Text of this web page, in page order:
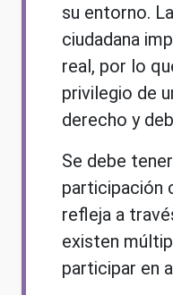
su entorno.
ciudadana
real, por lo
privilegio de
derecho y
Se debe
participación
refleja a
existen
participar en